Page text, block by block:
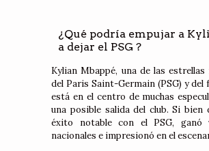
¿Qué podría empujar a
a dejar el PSG ?
Kylian Mbappé, una de las
del Paris Saint-Germain (PSG) y del
está en el centro de muchas
una posible salida del club. Si
éxito notable con el PSG, ganó
nacionales e impresionó en el